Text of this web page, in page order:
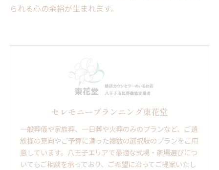
られる心の余裕が生まれます。
セレモニープランニング東花堂
一般葬儀や家族葬、一日葬や火葬のみのプランなど、ご遺
族様の意向やご予算に適った複数の選択肢のプランをご用
意しています。八王子エリアで最適な式場・斎場選びにつ
いてもご相談を承っており、ご希望に沿ってご提案いたし